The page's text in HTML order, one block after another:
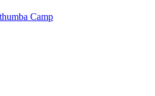
Camp